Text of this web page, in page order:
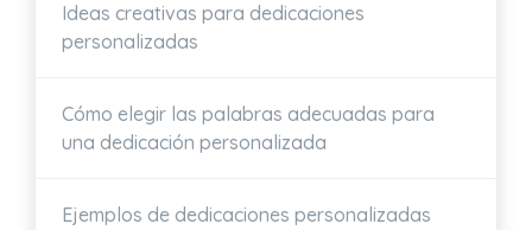
Ideas creativas para dedicaciones
personalizadas
Cómo elegir las palabras adecuadas para
una dedicación personalizada
Ejemplos de dedicaciones personalizadas